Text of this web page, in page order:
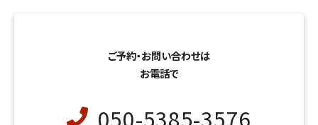
ご予約・お問い合わせは
お電話で
050-5385-3576